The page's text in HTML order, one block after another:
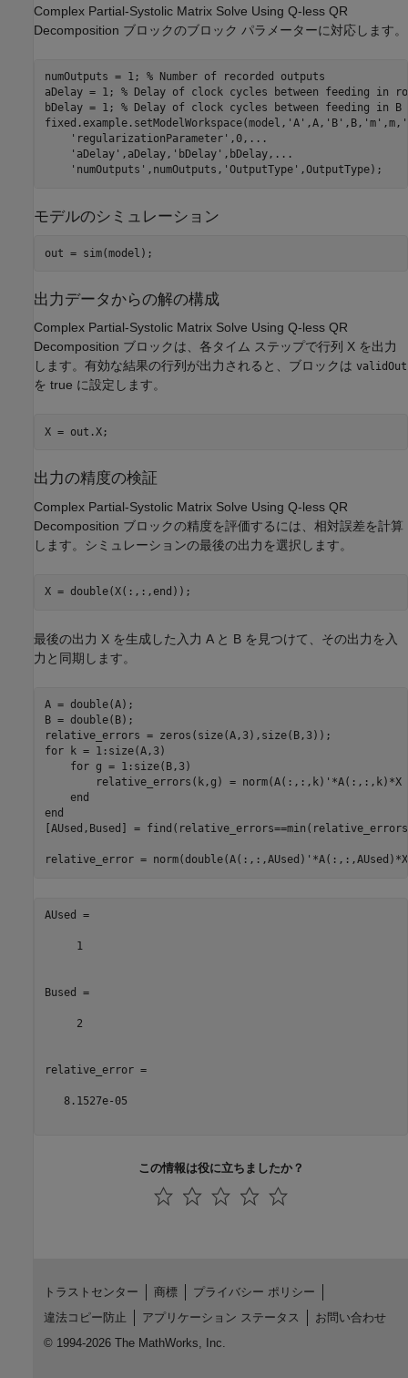
Complex Partial-Systolic Matrix Solve Using Q-less QR
Decomposition ブロックのブロック パラメーターに対応します。
numOutputs = 1; % Number of recorded outputs
aDelay = 1; % Delay of clock cycles between feeding in
bDelay = 1; % Delay of clock cycles between feeding in B
fixed.example.setModelWorkspace(model, 'A' ,A, 'B' ,B, 'm' ,m,
'regularizationParameter' ,0, ...
'aDelay' ,aDelay, 'bDelay' ,bDelay, ...
'numOutputs' ,numOutputs, 'OutputType'
モデルのシミュレーション
出力データからの解の構成
Complex Partial-Systolic Matrix Solve Using Q-less QR
Decomposition ブロックは、各タイム ステップで行列 X を出力
します。有効な結果の行列が出力されると、ブロックは validOut
を true に設定します。
出力の精度の検証
Complex Partial-Systolic Matrix Solve Using Q-less QR
Decomposition ブロックの精度を評価するには、相対誤差を計算
します。シミュレーションの最後の出力を選択します。
最後の出力 X を生成した入力 A と B を見つけて、その出力を入
力と同期します。
A = double(A);
B = double(B);
for k = 1:size(A,3)
for g = 1:size(B,3)
relative_errors(k,g) = norm(A(:,:,k)'*A(:,:,k)*X
end
end
[AUsed,Bused] =
relative_error =
AUsed =
     1
Bused =
     2
relative_error =
   8.1527e-05
この情報は役に立ちましたか？
トラストセンター 商標
プライバシー ポリシー
違法コピー防止
アプリケーション ステータス
お問い合わせ
© 1994-2026 The MathWorks, Inc.